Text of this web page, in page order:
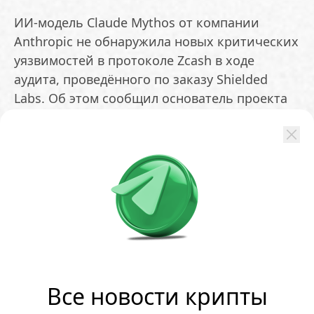
Все новости крипты
ИИ-модель Claude Mythos от компании
Anthropic не обнаружила новых критических
уязвимостей в протоколе Zcash в ходе
аудита, проведённого по заказу Shielded
Labs. Об этом сообщил основатель проекта
из-за бага, который оставался
незамеченным на протяжении четырёх лет.
В Zcash Foundation отметили, что следов
эксплуатации уязвимости,
несанкционированной эмиссии активов или